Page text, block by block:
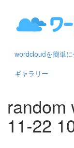
wordcloudを簡単に
ギャラリー
random
11-22